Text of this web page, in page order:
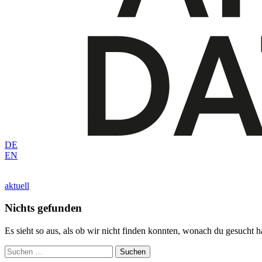
DE
EN
aktuell
Nichts gefunden
Es sieht so aus, als ob wir nicht finden konnten, wonach du gesucht